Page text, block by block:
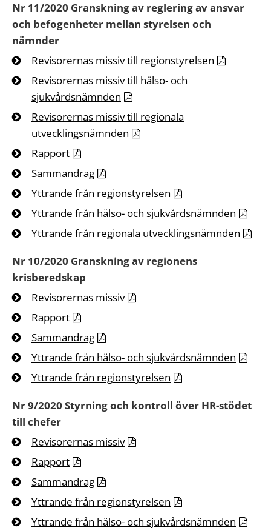
Nr 11/2020 Granskning av reglering av ansvar
och befogenheter mellan styrelsen och
nämnder
Revisorernas missiv till regionstyrelsen
Revisorernas missiv till hälso- och
sjukvårdsnämnden
Revisorernas missiv till regionala
utvecklingsnämnden
Rapport
Sammandrag
Yttrande från regionstyrelsen
Yttrande från hälso- och sjukvårdsnämnden
Yttrande från regionala utvecklingsnämnden
Nr 10/2020 Granskning av regionens
krisberedskap
Revisorernas missiv
Rapport
Sammandrag
Yttrande från hälso- och sjukvårdsnämnden
Yttrande från regionstyrelsen
Nr 9/2020 Styrning och kontroll över HR-stödet
till chefer
Revisorernas missiv
Rapport
Sammandrag
Yttrande från regionstyrelsen
Yttrande från hälso- och sjukvårdsnämnden